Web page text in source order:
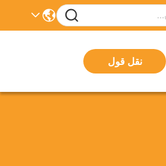
نقل قول